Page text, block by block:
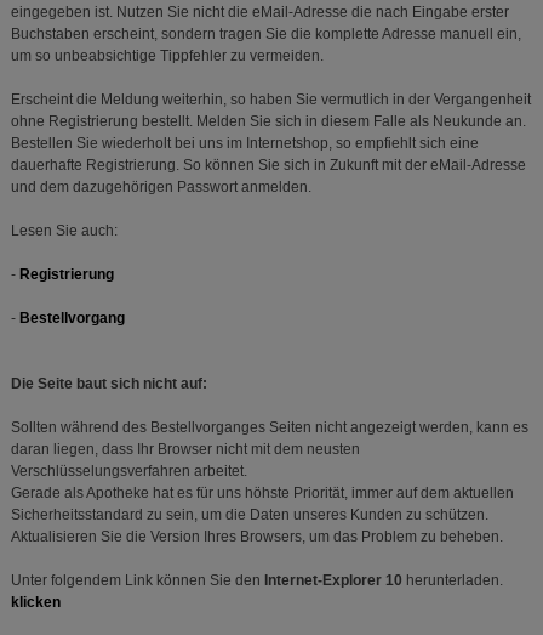
eingegeben ist. Nutzen Sie nicht die eMail-Adresse die nach Eingabe erster
Buchstaben erscheint, sondern tragen Sie die komplette Adresse manuell ein,
um so unbeabsichtige Tippfehler zu vermeiden.
Erscheint die Meldung weiterhin, so haben Sie vermutlich in der Vergangenheit
ohne Registrierung bestellt. Melden Sie sich in diesem Falle als Neukunde an.
Bestellen Sie wiederholt bei uns im Internetshop, so empfiehlt sich eine
dauerhafte Registrierung. So können Sie sich in Zukunft mit der eMail-Adresse
und dem dazugehörigen Passwort anmelden.
Lesen Sie auch:
- Registrierung
- Bestellvorgang
Die Seite baut sich nicht auf:
Sollten während des Bestellvorganges Seiten nicht angezeigt werden, kann es
daran liegen, dass Ihr Browser nicht mit dem neusten
Verschlüsselungsverfahren arbeitet.
Gerade als Apotheke hat es für uns höhste Priorität, immer auf dem aktuellen
Sicherheitsstandard zu sein, um die Daten unseres Kunden zu schützen.
Aktualisieren Sie die Version Ihres Browsers, um das Problem zu beheben.
Unter folgendem Link können Sie den Internet-Explorer 10 herunterladen.
klicken